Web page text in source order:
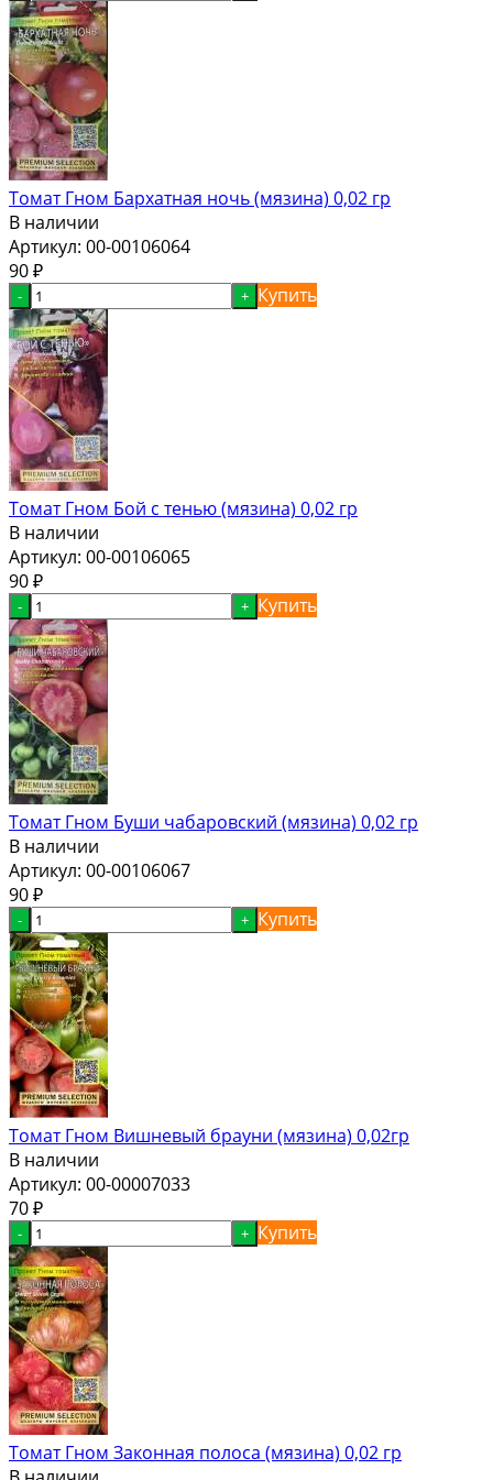
Томат Гном Бархатная ночь (мязина) 0,02 гр
В наличии
Артикул: 00-00106064
90 ₽
- + Купить
Томат Гном Бой с тенью (мязина) 0,02 гр
В наличии
Артикул: 00-00106065
90 ₽
- + Купить
Томат Гном Буши чабаровский (мязина) 0,02 гр
В наличии
Артикул: 00-00106067
90 ₽
- + Купить
Томат Гном Вишневый брауни (мязина) 0,02гр
В наличии
Артикул: 00-00007033
70 ₽
- + Купить
Томат Гном Законная полоса (мязина) 0,02 гр